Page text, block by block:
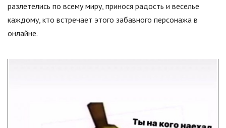
разлетелись по всему миру, принося радость и веселье
каждому, кто встречает этого забавного персонажа в
онлайне.